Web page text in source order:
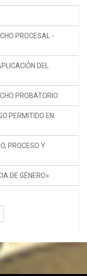
PROCESAL -
DEL
PROBATORIO
PERMITIDO EN
PROCESO Y
DE GÉNERO»